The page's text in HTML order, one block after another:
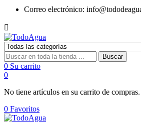
Correo electrónico:

Buscar
0 Su carrito
0
No tiene artículos en su carrito de compras.
0 Favoritos